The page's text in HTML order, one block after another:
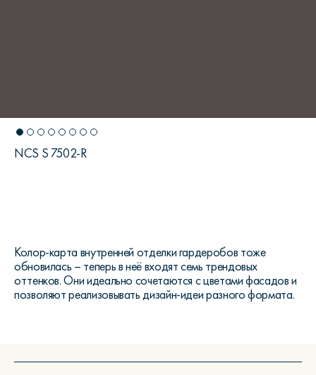
NCS S 7502-R
Колор-карта внутренней отделки гардеробов тоже
обновилась – теперь в неё входят семь трендовых
оттенков. Они идеально сочетаются с цветами фасадов и
позволяют реализовывать дизайн-идеи разного формата.